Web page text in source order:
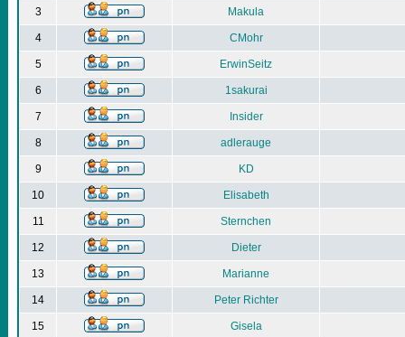
3 Makula
4 CMohr
5 ErwinSeitz
6 1sakurai
7 Insider
8 adlerauge
9 KD
10 Elisabeth
11 Sternchen
12 Dieter
13 Marianne
14 Peter Richter
15 Gisela